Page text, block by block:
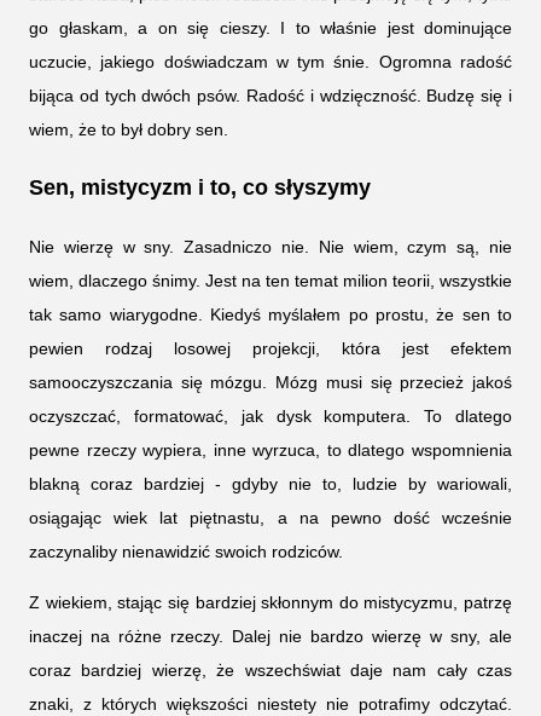
go głaskam, a on się cieszy. I to właśnie jest dominujące
uczucie, jakiego doświadczam w tym śnie. Ogromna radość
bijąca od tych dwóch psów. Radość i wdzięczność. Budzę się i
wiem, że to był dobry sen.
Sen, mistycyzm i to, co słyszymy
Nie wierzę w sny. Zasadniczo nie. Nie wiem, czym są, nie
wiem, dlaczego śnimy. Jest na ten temat milion teorii, wszystkie
tak samo wiarygodne. Kiedyś myślałem po prostu, że sen to
pewien rodzaj losowej projekcji, która jest efektem
samooczyszczania się mózgu. Mózg musi się przecież jakoś
oczyszczać, formatować, jak dysk komputera. To dlatego
pewne rzeczy wypiera, inne wyrzuca, to dlatego wspomnienia
blakną coraz bardziej - gdyby nie to, ludzie by wariowali,
osiągając wiek lat piętnastu, a na pewno dość wcześnie
zaczynaliby nienawidzić swoich rodziców.
Z wiekiem, stając się bardziej skłonnym do mistycyzmu, patrzę
inaczej na różne rzeczy. Dalej nie bardzo wierzę w sny, ale
coraz bardziej wierzę, że wszechświat daje nam cały czas
znaki, z których większości niestety nie potrafimy odczytać.